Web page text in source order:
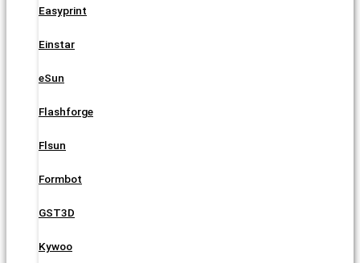
Easyprint
Einstar
eSun
Flashforge
Flsun
Formbot
GST3D
Kywoo